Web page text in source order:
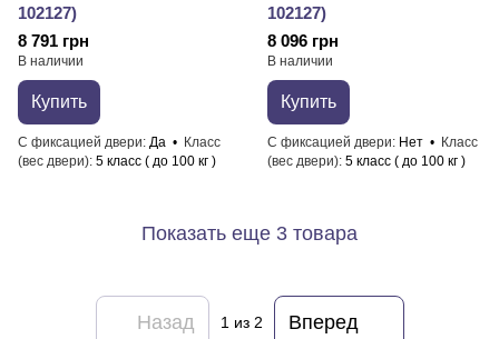
102127)
8 791 грн
В наличии
Купить
С фиксацией двери Да
Класс
(вес двери) 5 класс ( до 100 кг )
102127)
8 096 грн
В наличии
Купить
С фиксацией двери Нет
Класс
(вес двери) 5 класс ( до 100 кг )
Показать еще 3 товара
Назад 1 из 2 Вперед